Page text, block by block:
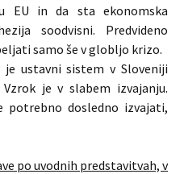
EU in da sta ekonomska
soodvisni. Predvideno
samo še v globljo krizo.
je ustavni sistem v Sloveniji
je v slabem izvajanju.
potrebno dosledno izvajati,
po uvodnih predstavitvah, v